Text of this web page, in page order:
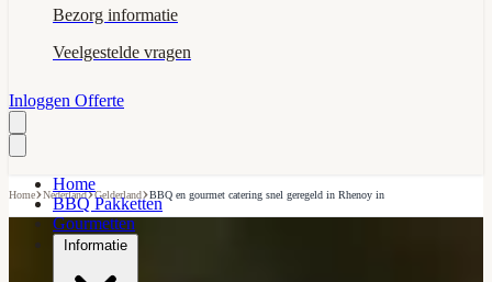
Bezorg informatie
Veelgestelde vragen
Inloggen Offerte
Home
BBQ Pakketten
Gourmetten
Informatie
Home›Nederland›Gelderland›BBQ en gourmet catering snel geregeld in Rhenoy in